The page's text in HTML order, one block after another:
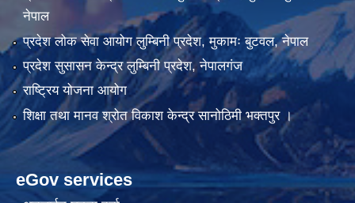
नेपाल
प्रदेश लोक सेवा आयोग लुम्बिनी प्रदेश, मुकामः बुटवल, नेपाल
प्रदेश सुसासन केन्द्र लुम्बिनी प्रदेश, नेपालगंज
राष्ट्रिय योजना आयोग
शिक्षा तथा मानव श्रोत विकाश केन्द्र सानोठिमी भक्तपुर ।
eGov services